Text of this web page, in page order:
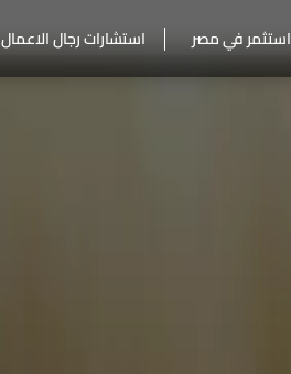
استثمر في مصر استشارات رجال الاعمال